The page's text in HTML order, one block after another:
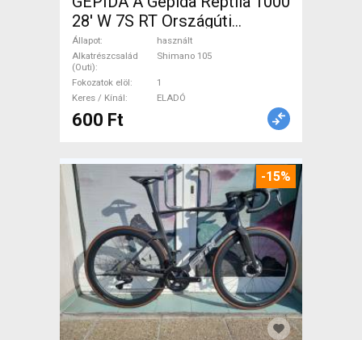
28' W 7S RT Országúti
Shimano 105 használt ELADÓ
Állapot
használt
Alkatrészcsalád
(Outi)
Shimano 105
Fokozatok elöl
1
Keres / Kínál
ELADÓ
600 Ft
-15%